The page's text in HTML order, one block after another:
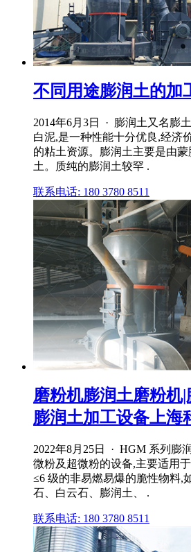
不同用途膨润土的加
2014年6月3日 · 膨润土又名膨
白泥,是一种性能十分优良,经济
的粘土资源。膨润土主要是由
土。质纯的膨润土较罕 .
联系电话: 180 3780 8511
磨粉机膨润土磨粉机
膨润土加工设备上海
2022年8月25日 · HGM 系列膨
微粉及超微粉的设备,主要适用
≤6 级的非易燃易爆的脆性物料,
石、白云石、膨润土、 .
联系电话: 180 3780 8511